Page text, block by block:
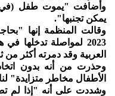
وأضافت "يموت طفل (في
يمكن تجنبها".
2023 لمواصلة تدخلها
العربية وقد دمرته أكثر
وحذرت من أنه بدون
الأطفال مخاطر متزايدة"
وشددت على أنه "إذا لم